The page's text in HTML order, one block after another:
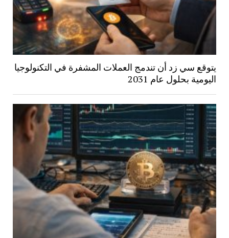
يتوقع سي زد أن تندمج العملات المشفرة في التكنولوجيا
اليومية بحلول عام 2031